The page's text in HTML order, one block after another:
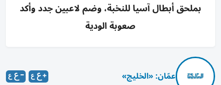
بملحق أبطال آسيا للنخبة، وضم لاعبين جدد وأكد
صعوبة الودية
عمّان: «الخليج»